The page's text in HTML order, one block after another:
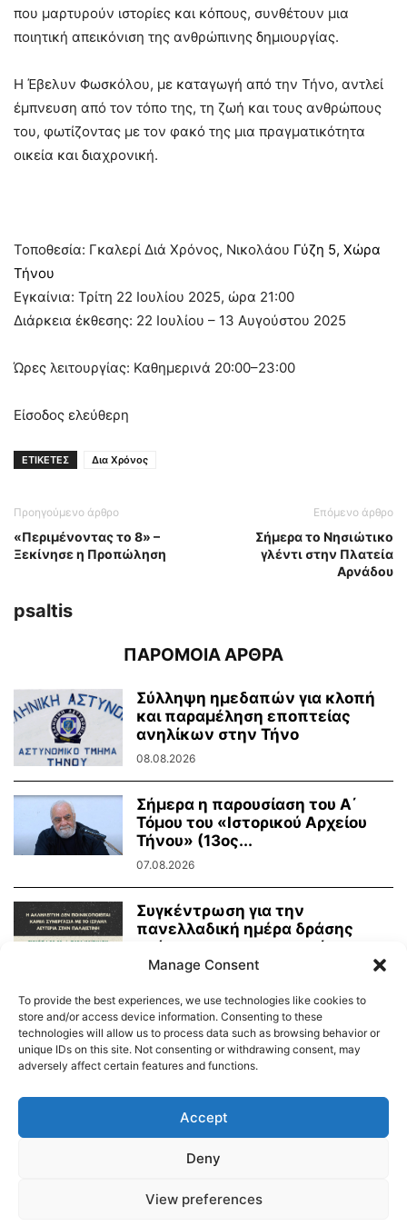
που μαρτυρούν ιστορίες και κόπους, συνθέτουν μια
ποιητική απεικόνιση της ανθρώπινης δημιουργίας.
Η Έβελυν Φωσκόλου, με καταγωγή από την Τήνο, αντλεί
έμπνευση από τον τόπο της, τη ζωή και τους ανθρώπους
του, φωτίζοντας με τον φακό της μια πραγματικότητα
οικεία και διαχρονική.
Τοποθεσία: Γκαλερί Διά Χρόνος, Νικολάου Γύζη 5, Χώρα
Τήνου
Εγκαίνια: Τρίτη 22 Ιουλίου 2025, ώρα 21:00
Διάρκεια έκθεσης: 22 Ιουλίου – 13 Αυγούστου 2025
Ώρες λειτουργίας: Καθημερινά 20:00–23:00
Είσοδος ελεύθερη
ΕΤΙΚΕΤΕΣ Δια Χρόνος
Προηγούμενο άρθρο
«Περιμένοντας το 8» –
Ξεκίνησε η Προπώληση
Επόμενο άρθρο
Σήμερα το Νησιώτικο
γλέντι στην Πλατεία
Αρνάδου
psaltis
ΠΑΡΟΜΟΙΑ ΑΡΘΡΑ
Σύλληψη ημεδαπών για κλοπή
και παραμέληση εποπτείας
ανηλίκων στην Τήνο
08.08.2026
Σήμερα η παρουσίαση του Α΄
Τόμου του «Ιστορικού Αρχείου
Τήνου» (13ος...
07.08.2026
Συγκέντρωση για την
πανελλαδική ημέρα δράσης
ενάντια στην γενοκτονία στην
Παλαιστίνη
Δημοτικό Λιμενικό Ταμείο Τήνου – Άνδρου
© 2026
Manage Consent
To provide the best experiences, we use technologies like cookies to
store and/or access device information. Consenting to these
technologies will allow us to process data such as browsing behavior or
unique IDs on this site. Not consenting or withdrawing consent, may
adversely affect certain features and functions.
Accept
Deny
View preferences